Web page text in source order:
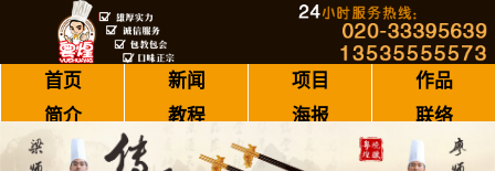
首页 新闻 项目
作品
简介
教程 海报 联络